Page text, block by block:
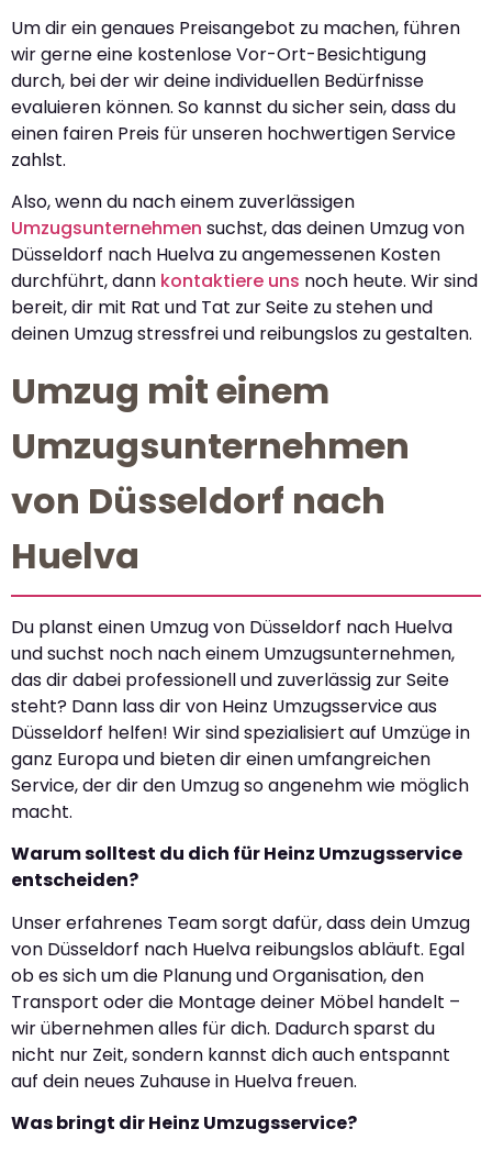
Um dir ein genaues Preisangebot zu machen, führen
wir gerne eine kostenlose Vor-Ort-Besichtigung
durch, bei der wir deine individuellen Bedürfnisse
evaluieren können. So kannst du sicher sein, dass du
einen fairen Preis für unseren hochwertigen Service
zahlst.
Also, wenn du nach einem zuverlässigen
Umzugsunternehmen suchst, das deinen Umzug von
Düsseldorf nach Huelva zu angemessenen Kosten
durchführt, dann kontaktiere uns noch heute. Wir sind
bereit, dir mit Rat und Tat zur Seite zu stehen und
deinen Umzug stressfrei und reibungslos zu gestalten.
Umzug mit einem
Umzugsunternehmen
von Düsseldorf nach
Huelva
Du planst einen Umzug von Düsseldorf nach Huelva
und suchst noch nach einem Umzugsunternehmen,
das dir dabei professionell und zuverlässig zur Seite
steht? Dann lass dir von Heinz Umzugsservice aus
Düsseldorf helfen! Wir sind spezialisiert auf Umzüge in
ganz Europa und bieten dir einen umfangreichen
Service, der dir den Umzug so angenehm wie möglich
macht.
Warum solltest du dich für Heinz Umzugsservice
entscheiden?
Unser erfahrenes Team sorgt dafür, dass dein Umzug
von Düsseldorf nach Huelva reibungslos abläuft. Egal
ob es sich um die Planung und Organisation, den
Transport oder die Montage deiner Möbel handelt –
wir übernehmen alles für dich. Dadurch sparst du
nicht nur Zeit, sondern kannst dich auch entspannt
auf dein neues Zuhause in Huelva freuen.
Was bringt dir Heinz Umzugsservice?